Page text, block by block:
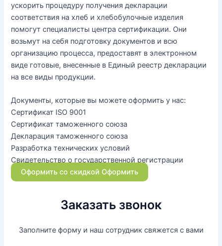
ускорить процедуру получения декларации
соответствия на хлеб и хлебобулочные изделия
помогут специалисты центра сертификации. Они
возьмут на себя подготовку документов и всю
организацию процесса, предоставят в электронном
виде готовые, внесенные в Единый реестр декларации
на все виды продукции.
Документы, которые вы можете оформить у нас:
Сертификат ISO 9001
Сертификат таможенного союза
Декларация таможенного союза
Разработка технических условий
Свидетельство о государственной регистрации
Оформить со скидкой Оформить
Заказать звонок
Заполните форму и наш сотрудник свяжется с вами